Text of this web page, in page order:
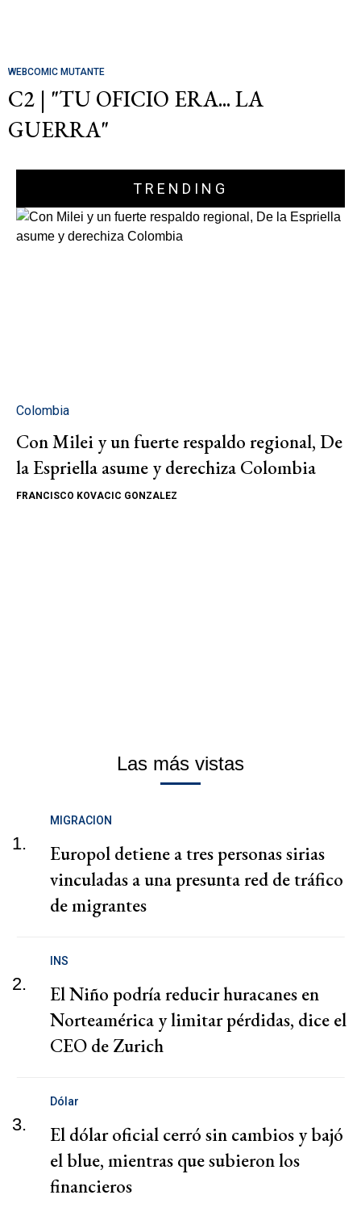
WEBCOMIC MUTANTE
C2 | "TU OFICIO ERA... LA
GUERRA"
TRENDING
Colombia
Con Milei y un fuerte respaldo regional, De
la Espriella asume y derechiza Colombia
FRANCISCO KOVACIC GONZALEZ
Las más vistas
1.
MIGRACION
Europol detiene a tres personas sirias
vinculadas a una presunta red de tráfico
de migrantes
2.
INS
El Niño podría reducir huracanes en
Norteamérica y limitar pérdidas, dice el
CEO de Zurich
3.
Dólar
El dólar oficial cerró sin cambios y bajó
el blue, mientras que subieron los
financieros